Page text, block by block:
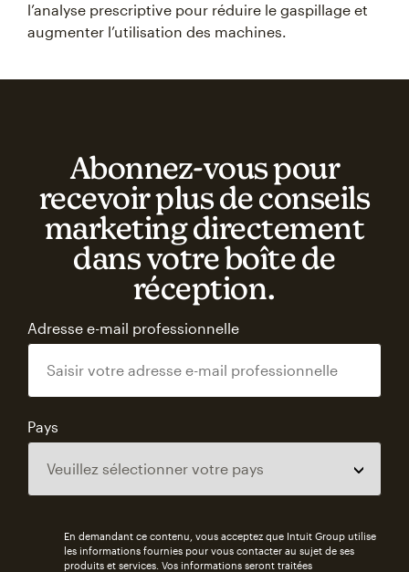
l’analyse prescriptive pour réduire le gaspillage et
augmenter l’utilisation des machines.
Abonnez‑vous pour
recevoir plus de conseils
marketing directement
dans votre boîte de
réception.
Adresse e-mail professionnelle
Pays
En demandant ce contenu, vous acceptez que Intuit Group utilise
les informations fournies pour vous contacter au sujet de ses
produits et services. Vos informations seront traitées